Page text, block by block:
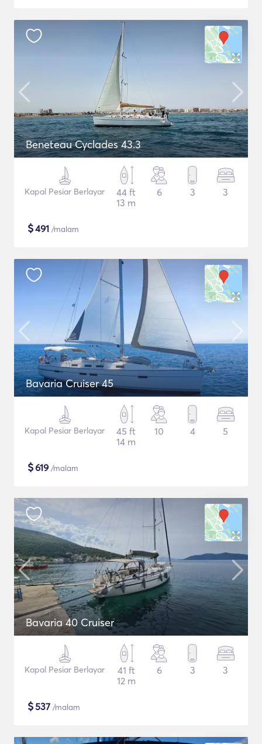
Beneteau Cyclades 43.3
Kapal Pesiar Berlayar
44 ft
13 m
6 3 3
$491 /malam
Bavaria Cruiser 45
Kapal Pesiar Berlayar
45 ft
14 m
10 4 5
$619 /malam
Bavaria 40 Cruiser
Kapal Pesiar Berlayar
41 ft
12 m
6 3 3
$537 /malam